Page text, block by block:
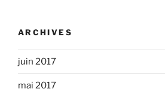
ARCHIVES
juin 2017
mai 2017